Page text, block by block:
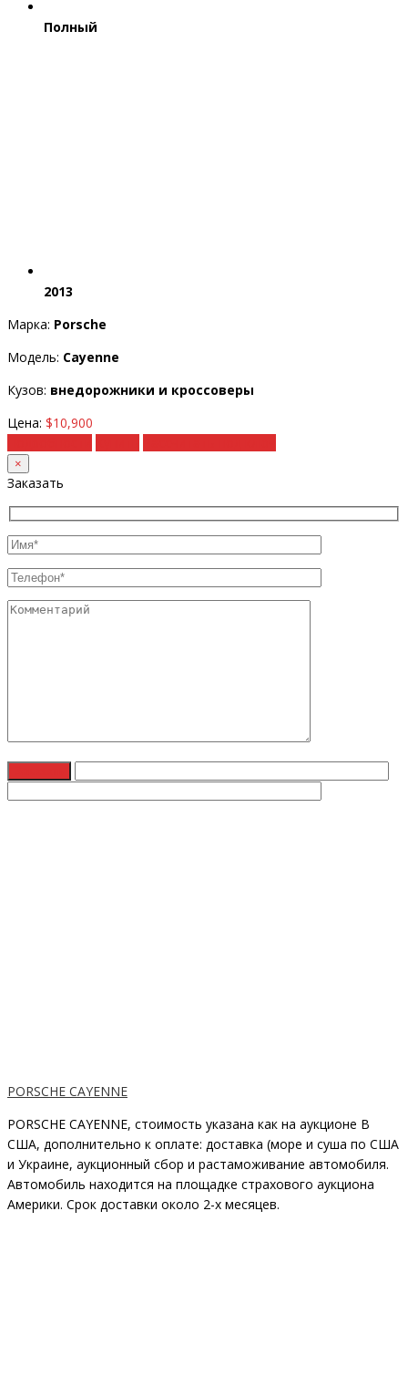
Полный
2013
Марка: Porsche
Модель: Cayenne
Кузов: внедорожники и кроссоверы
Цена: $10,900
×
Заказать
PORSCHE CAYENNE
PORSCHE CAYENNE, стоимость указана как на аукционе В
США, дополнительно к оплате: доставка (море и суша по США
и Украине, аукционный сбор и растаможивание автомобиля.
Автомобиль находится на площадке страхового аукциона
Америки. Срок доставки около 2-x месяцев.